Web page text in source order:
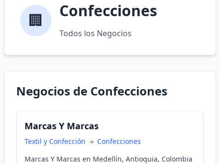
🏢 Confecciones
Todos los Negocios
Negocios de Confecciones
Marcas Y Marcas
Textil y Confección
Confecciones
Marcas Y Marcas en Medellín, Antioquia, Colombia